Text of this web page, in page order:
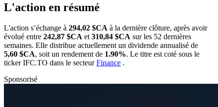
L'action en résumé
L'action s’échange à 294,02 $CA à la dernière clôture, après avoir
évolué entre 242,87 $CA et 310,84 $CA sur les 52 dernières
semaines. Elle distribue actuellement un dividende annualisé de
5,60 $CA, soit un rendement de 1.90%. Le titre est coté sous le
tickerIFC.TO dans le secteurFinance .
Sponsorisé